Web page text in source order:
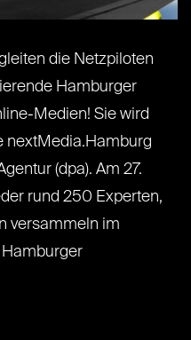
die Netzpiloten
Hamburger
Medien! Sie wird
nextMedia.Hamburg
(dpa). Am 27.
rund 250 Experten,
versammeln im
Hamburger